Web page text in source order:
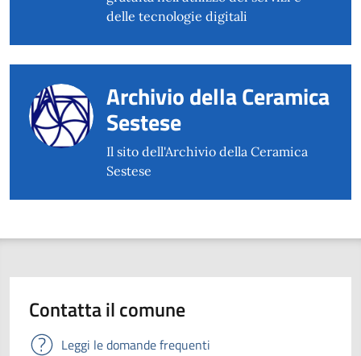
delle tecnologie digitali
Archivio della Ceramica
Sestese
Il sito dell'Archivio della Ceramica
Sestese
Contatta il comune
Leggi le domande frequenti